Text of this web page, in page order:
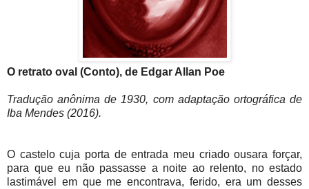
O retrato oval (Conto), de Edgar Allan Poe
Tradução anônima de 1930, com adaptação ortográfica de
Iba Mendes (2016).
O castelo cuja porta de entrada meu criado ousara forçar,
para que eu não passasse a noite ao relento, no estado
lastimável em que me encontrava, ferido, era um desses